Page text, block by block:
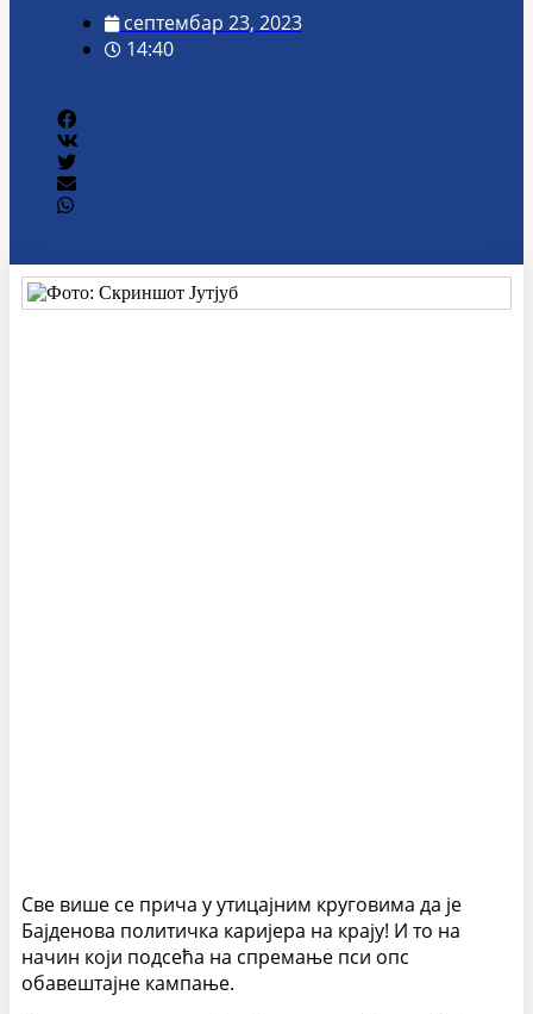
септембар 23, 2023
14:40
Све више се прича у утицајним круговима да је
Бајденова политичка каријера на крају! И то на
начин који подсећа на спремање пси опс
обавештајне кампање.